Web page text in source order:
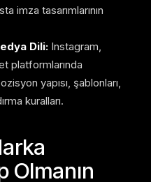
imza tasarımlarının
Dili: Instagram,
platformlarında
yapısı, şablonları,
kuralları.
Olmanın